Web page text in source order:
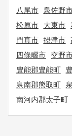
八尾市
泉佐野
松原市
大東市
門真市 摂津市
四條畷市 交野
豊能郡豊能町
泉南郡熊取町
南河内郡太子町